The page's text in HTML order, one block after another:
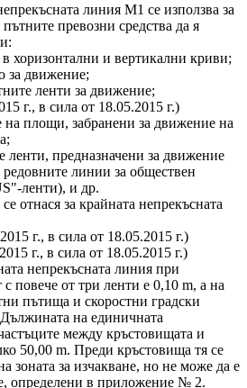
линия М1 се използва за
превозни средства да я
хоризонтални и вертикални криви;
за движение;
ленти за движение;
г., в сила от 18.05.2015 г.)
на площи, забранени за движение на
ленти, предназначени за движение
редовните линии за обществен
ленти), и др.
отнася за крайната непрекъсната
г., в сила от 18.05.2015 г.)
г., в сила от 18.05.2015 г.)
непрекъсната линия при
повече от три ленти е 0,10 m, а на
пътища и скоростни градски
на единичната
между кръстовищата и
50,00 m. Преди кръстовища тя се
зоната за изчакване, но не може да е
определени в приложение № 2.